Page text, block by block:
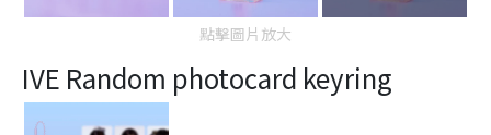
點擊圖片放大
IVE Random photocard keyring